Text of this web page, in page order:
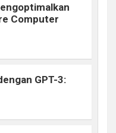
Computer
GPT-3: